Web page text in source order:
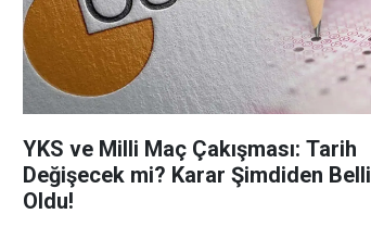
YKS ve Milli Maç Çakışması: Tarih
Değişecek mi? Karar Şimdiden Belli
Oldu!